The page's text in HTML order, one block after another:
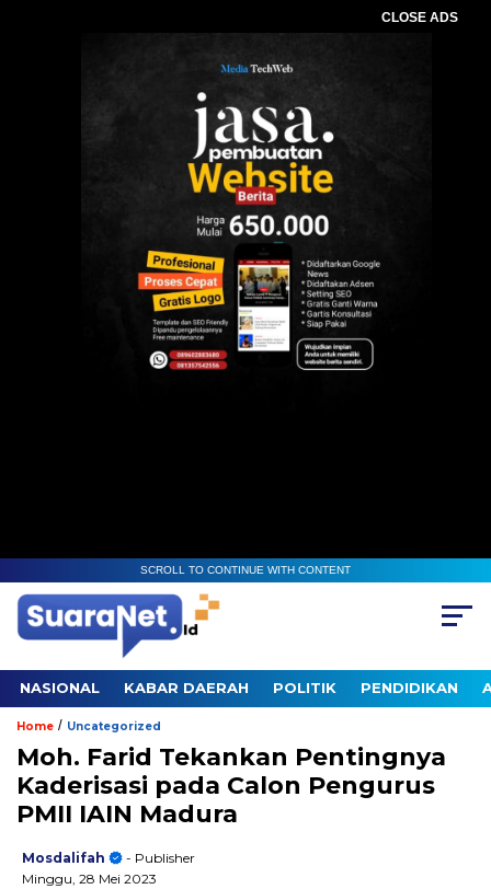
CLOSE ADS
SCROLL TO CONTINUE WITH CONTENT
NASIONAL KABAR DAERAH POLITIK PENDIDIKAN
Home / Uncategorized
Moh. Farid Tekankan Pentingnya
Kaderisasi pada Calon Pengurus
PMII IAIN Madura
Mosdalifah
- Publisher
Minggu, 28 Mei 2023